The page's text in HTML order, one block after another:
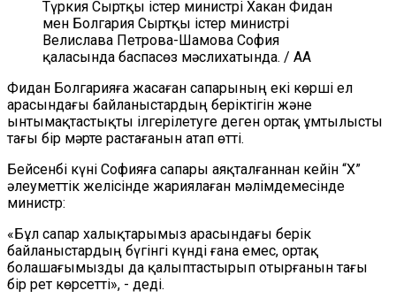
Түркия Сыртқы істер министрі Хакан Фидан
мен Болгария Сыртқы істер министрі
Велислава Петрова-Шамова София
қаласында баспасөз мәслихатында. / AA
Фидан Болгарияға жасаған сапарының екі көрші ел
арасындағы байланыстардың беріктігін және
ынтымақтастықты ілгерілетуге деген ортақ ұмтылысты
тағы бір мәрте растағанын атап өтті.
Бейсенбі күні Софияға сапары аяқталғаннан кейін “X”
әлеуметтік желісінде жариялаған мәлімдемесінде
министр:
«Бұл сапар халықтарымыз арасындағы берік
байланыстардың бүгінгі күнді ғана емес, ортақ
болашағымызды да қалыптастырып отырғанын тағы
бір рет көрсетті», - деді.